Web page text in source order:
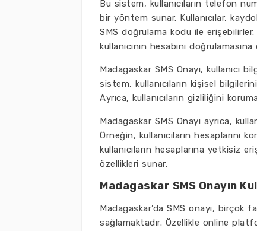
Bu sistem, kullanıcıların telefon
bir yöntem sunar. Kullanıcılar,
SMS doğrulama kodu ile
kullanıcının hesabını
Madagaskar SMS Onayı, kullanıcı
sistem, kullanıcıların kişisel
Ayrıca, kullanıcıların gizliliğini
Madagaskar SMS Onayı ayrıca,
Örneğin, kullanıcıların hesaplarını
kullanıcıların hesaplarına yetkisiz
özellikleri sunar.
Madagaskar SMS Onayın
Madagaskar’da SMS onayı, birçok
sağlamaktadır. Özellikle online